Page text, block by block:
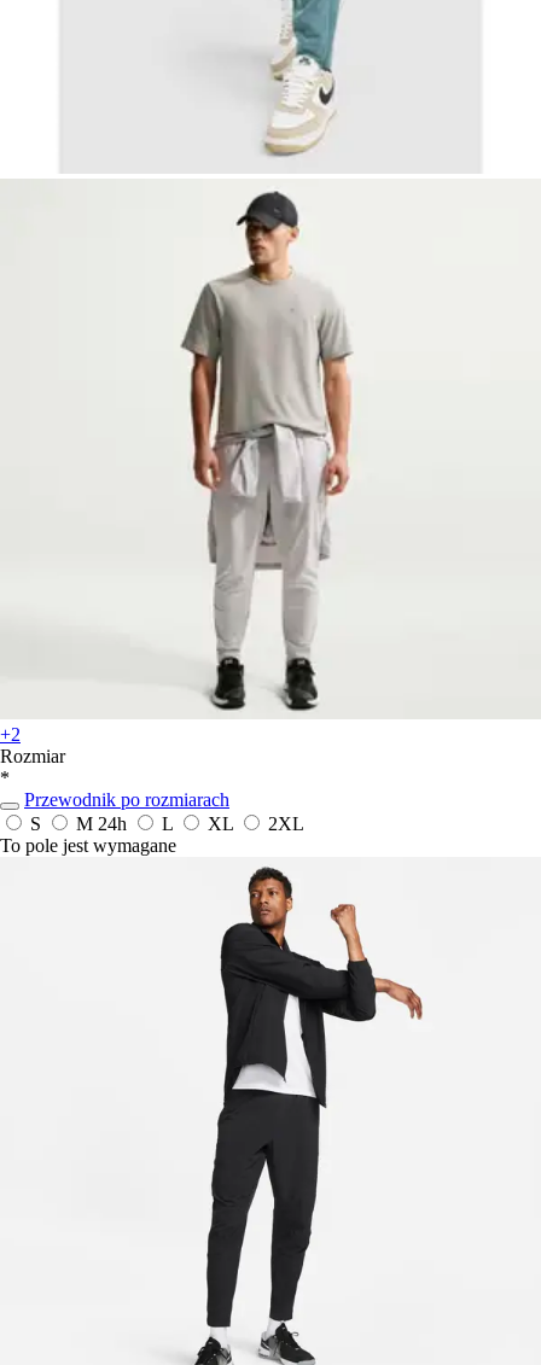
+2
Rozmiar
*
Przewodnik po rozmiarach
S
M 24h L XL
2XL
To pole jest wymagane